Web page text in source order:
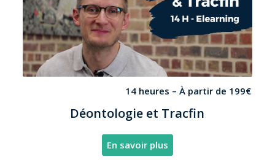
14 heures – À partir de 199€
Déontologie et Tracfin
En savoir plus